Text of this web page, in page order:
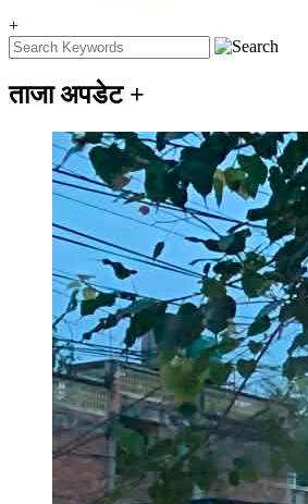
+
ताजा अपडेट +